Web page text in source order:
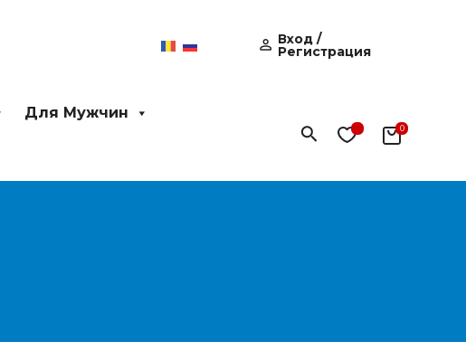
Вход /
Регистрация
Для Мужчин
Поиск